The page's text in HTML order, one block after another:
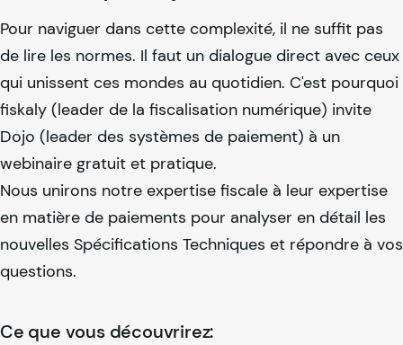
Pour naviguer dans cette complexité, il ne suffit pas
de lire les normes. Il faut un dialogue direct avec ceux
qui unissent ces mondes au quotidien. C'est pourquoi
fiskaly (leader de la fiscalisation numérique) invite
Dojo (leader des systèmes de paiement) à un
webinaire gratuit et pratique.
Nous unirons notre expertise fiscale à leur expertise
en matière de paiements pour analyser en détail les
nouvelles Spécifications Techniques et répondre à vos
questions.
Ce que vous découvrirez: